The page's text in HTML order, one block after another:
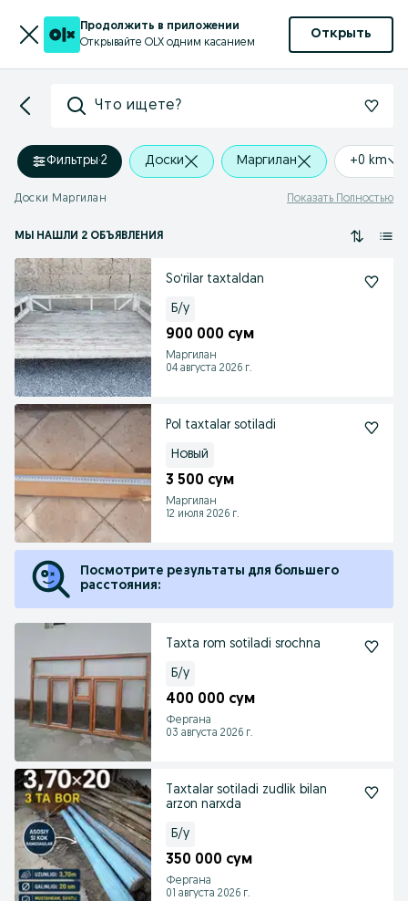
Продолжить в приложении
Открывайте OLX одним касанием
Открыть
Что ищете?
Фильтры·2 Доски Маргилан +0 km
Доски Маргилан Показать Полностью
МЫ НАШЛИ 2 ОБЪЯВЛЕНИЯ
Soʻrilar taxtaldan
Б/у
900 000 сум
Маргилан
04 августа 2026 г.
Pol taxtalar sotiladi
Новый
3 500 сум
Маргилан
12 июля 2026 г.
Посмотрите результаты для большего
расстояния:
Taxta rom sotiladi srochna
Б/у
400 000 сум
Фергана
03 августа 2026 г.
Taxtalar sotiladi zudlik bilan
arzon narxda
Б/у
350 000 сум
Фергана
01 августа 2026 г.